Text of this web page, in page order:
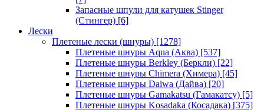
Запасные шпули для катушек Stinger
(Стингер) [6]
Лески
Плетеные лески (шнуры) [1278]
Плетеные шнуры Aqua (Аква) [537]
Плетеные шнуры Berkley (Беркли) [22]
Плетеные шнуры Chimera (Химера) [45]
Плетеные шнуры Daiwa (Дайва) [20]
Плетеные шнуры Gamakatsu (Гамакатсу) [5]
Плетеные шнуры Kosadaka (Косадака) [375]